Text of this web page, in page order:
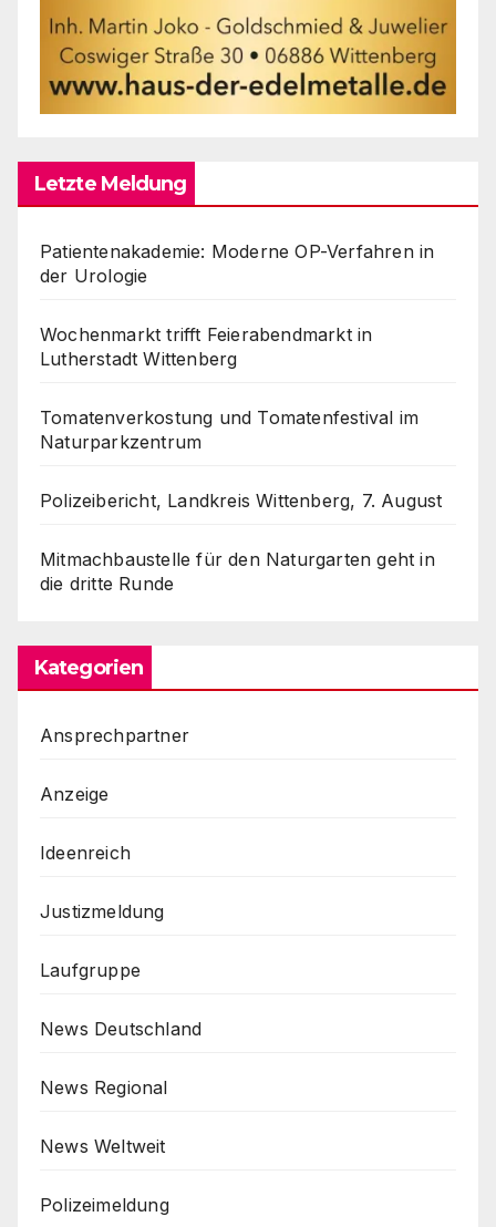
Letzte Meldung
Patientenakademie: Moderne OP-Verfahren in
der Urologie
Wochenmarkt trifft Feierabendmarkt in
Lutherstadt Wittenberg
Tomatenverkostung und Tomatenfestival im
Naturparkzentrum
Polizeibericht, Landkreis Wittenberg, 7. August
Mitmachbaustelle für den Naturgarten geht in
die dritte Runde
Kategorien
Ansprechpartner
Anzeige
Ideenreich
Justizmeldung
Laufgruppe
News Deutschland
News Regional
News Weltweit
Polizeimeldung